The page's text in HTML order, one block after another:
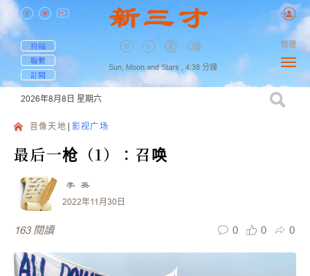
投稿
聯繫
訂閱
Sun, Moon and Stars , 4:38 分鐘
簡體
2026年8月8日 星期六
音像天地 影视广场
最后一枪（1）：召唤
李 英
2022年11月30日
163 閱讀 0 0 0